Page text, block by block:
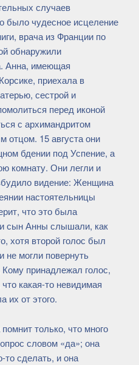
случаев
было чудесное исцеление
врача из Франции по
обнаружили
Анна, имеющая
приехала в
сестрой и
перед иконой
с архимандритом
15 августа они
бдении под Успение, а
комнату. Они легли и
видение: Женщина
настоятельницы
что это была
сын Анны слышали, как
хотя второй голос был
не могли повернуть
принадлежал голос,
какая-то невидимая
их от этого.
только, что много
словом «да»; она
то сделать, и она